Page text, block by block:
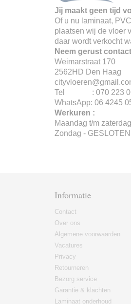
Jij maakt geen tijd
Of u nu laminaat,
plaatsen wij de vloer
daar wordt verkocht
Neem gerust
Weimarstraat 170
2562HD Den Haag
Tel : 070 223
WhatsApp: 06 4245
Werkuren :
Maandag t/m
Zondag - GESLOTEN
Informatie
Contact
Over ons
Algemene voorwaarden
Vacatures
Privacy
Retourneren
Bezorg service
Garantie & klachten
Laminaat onderhoud